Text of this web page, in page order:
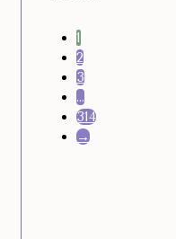
1
2
3
…
314
→